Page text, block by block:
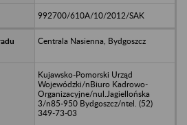
992700/610A/10/2012/SAK
Centrala Nasienna, Bydgoszcz
Kujawsko-Pomorski Urząd
Wojewódzki/nBiuro Kadrowo-
Organizacyjne/nul.Jagiellońska
3/n85-950 Bydgoszcz/ntel. (52)
349-73-03